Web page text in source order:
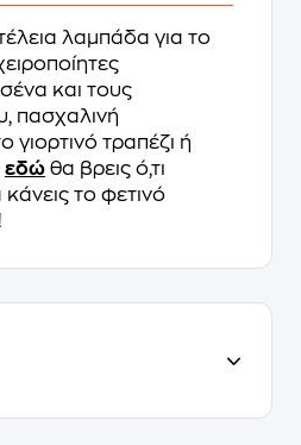
λαμπάδα για το
και τους
πασχαλινή
γιορτινό τραπέζι ή
εδώ θα βρεις ό,τι
κάνεις το φετινό